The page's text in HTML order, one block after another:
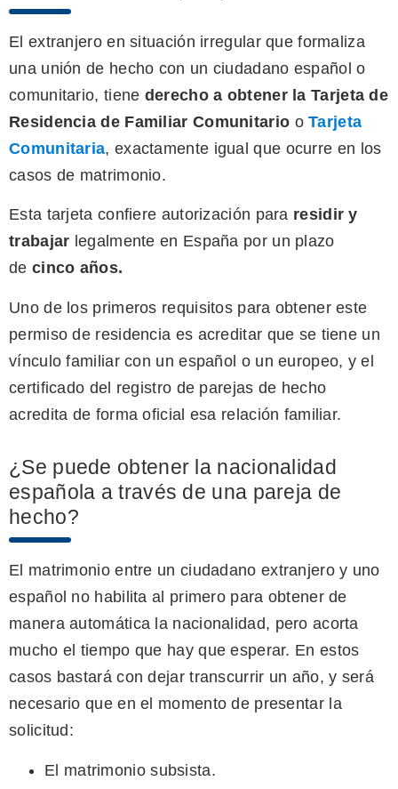
El extranjero en situación irregular que formaliza
una unión de hecho con un ciudadano español o
comunitario, tiene derecho a obtener la Tarjeta de
Residencia de Familiar Comunitario oTarjeta
Comunitaria, exactamente igual que ocurre en los
casos de matrimonio.
Esta tarjeta confiere autorización para residir y
trabajar legalmente en España por un plazo
de cinco años.
Uno de los primeros requisitos para obtener este
permiso de residencia es acreditar que se tiene un
vínculo familiar con un español o un europeo, y el
certificado del registro de parejas de hecho
acredita de forma oficial esa relación familiar.
¿Se puede obtener la nacionalidad
española a través de una pareja de
hecho?
El matrimonio entre un ciudadano extranjero y uno
español no habilita al primero para obtener de
manera automática la nacionalidad, pero acorta
mucho el tiempo que hay que esperar. En estos
casos bastará con dejar transcurrir un año, y será
necesario que en el momento de presentar la
solicitud:
El matrimonio subsista.